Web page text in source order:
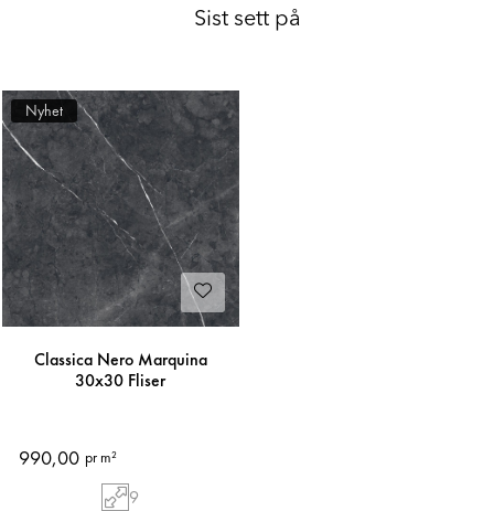
Sist sett på
Nyhet
Classica Nero Marquina
30x30 Fliser
990,00 pr m²
9